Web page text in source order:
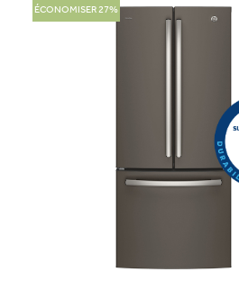
ÉCONOMISER 27%